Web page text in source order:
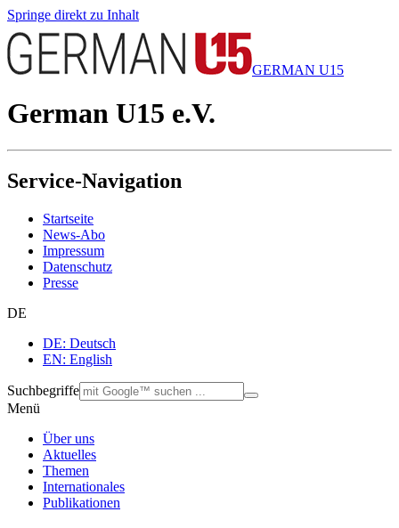
Springe direkt zu Inhalt
GERMAN U15
German U15 e.V.
Service-Navigation
Startseite
News-Abo
Impressum
Datenschutz
Presse
DE
DE: Deutsch
EN: English
Suchbegriffe
Menü
Über uns
Aktuelles
Themen
Internationales
Publikationen